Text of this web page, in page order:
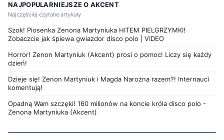
NAJPOPULARNIEJSZE O AKCENT
Najczęściej czytane artykuły
Szok! Piosenka Zenona Martyniuka HITEM PIELGRZYMKI!
Zobaczcie jak śpiewa gwiazdor disco polo | VIDEO
Horror! Zenon Martyniuk (Akcent) prosi o pomoc! Liczy się każdy
dzień!
Dzieje się! Zenon Martyniuk i Magda Narożna razem?! Internauci
komentują!
Opadną Wam szczęki! 160 milionów na koncie króla disco polo -
Zenona Martyniuka (Akcent)